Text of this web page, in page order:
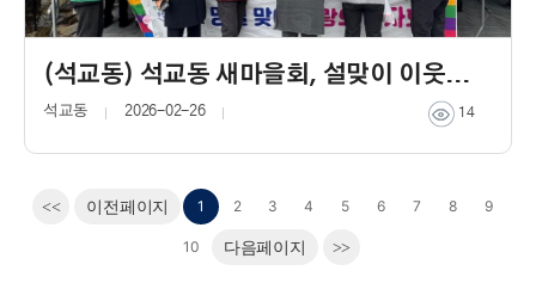
(석교동) 석교동 새마을회, 설맞이 이웃돕기 바자회 개최
석교동 14
2026-02-26
<< 이전페이지 1 2 3 4 5 6 7 8 9
10 다음페이지 >>